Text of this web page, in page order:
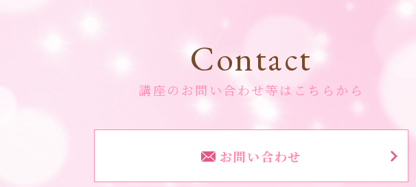
Contact
講座のお問い合わせ等はこちらから
お問い合わせ